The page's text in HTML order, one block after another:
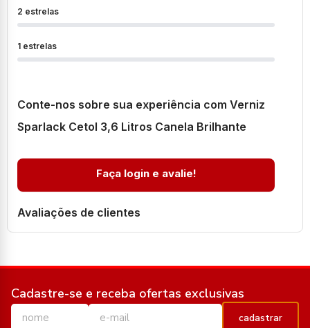
2 estrelas
1 estrelas
Conte-nos sobre sua experiência com Verniz
Sparlack Cetol 3,6 Litros Canela Brilhante
Faça login e avalie!
Avaliações de clientes
Cadastre-se e receba ofertas exclusivas
cadastrar